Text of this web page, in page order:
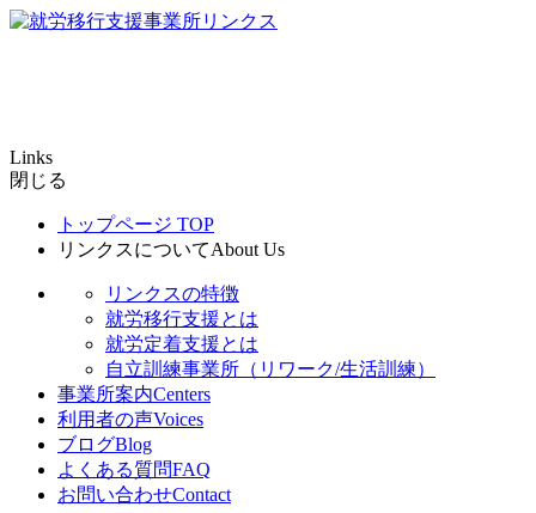
Links
閉じる
トップページ TOP
リンクスについてAbout Us
リンクスの特徴
就労移行支援とは
就労定着支援とは
自立訓練事業所（リワーク/生活訓練）
事業所案内Centers
利用者の声Voices
ブログBlog
よくある質問FAQ
お問い合わせContact